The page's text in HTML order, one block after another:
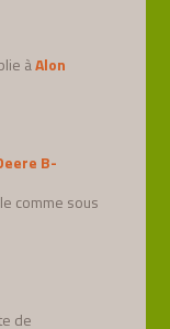
àAlon
B-
comme sous
de